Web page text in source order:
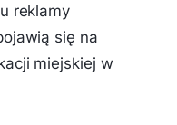
reklamy
się na
miejskiej w